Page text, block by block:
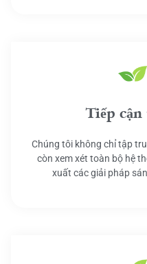
Tiếp
Chúng tôi không chỉ tập
còn xem xét toàn bộ hệ
xuất các giải pháp